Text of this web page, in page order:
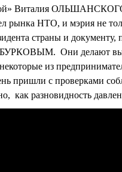
Виталия
рынка НТО, и мэрия не
страны и
БУРКОВЫМ. Они делают
из
пришли с проверками
как разновидность